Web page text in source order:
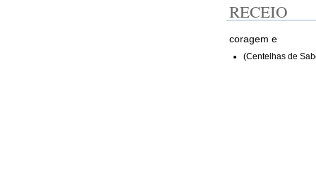
RECEIO
coragem e
(Centelhas de